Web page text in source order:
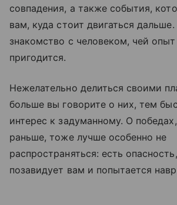
совпадения, а также события,
вам, куда стоит двигаться
знакомство с человеком, чей
пригодится.
Нежелательно делиться своими
больше вы говорите о них, тем
интерес к задуманному. О
раньше, тоже лучше особенно не
распространяться: есть
позавидует вам и попытается